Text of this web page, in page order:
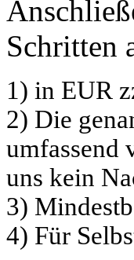
Schritten
1) in EUR
2) Die
umfassend
uns kein
3)
4) Für